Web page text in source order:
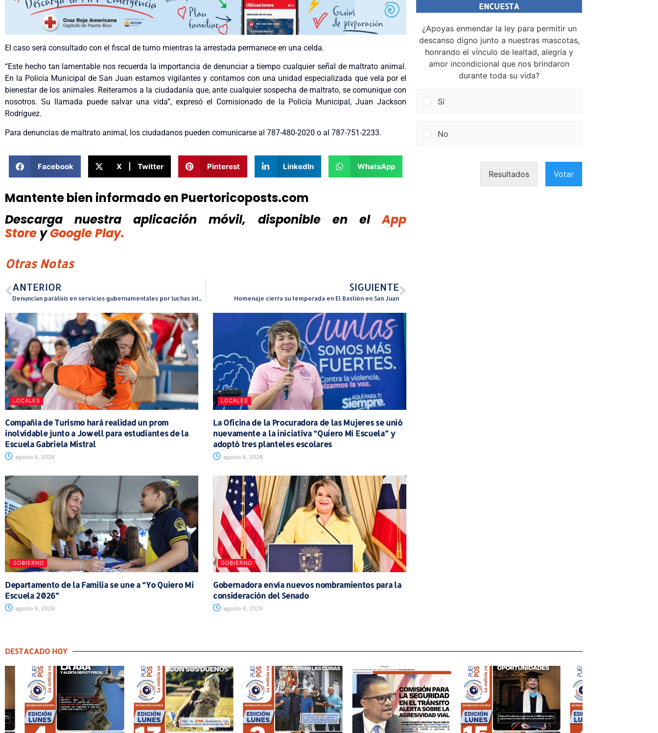
El caso será consultado con el fiscal de turno mientras la arrestada permanece en una celda.
“Este hecho tan lamentable nos recuerda la importancia de denunciar a tiempo cualquier señal de maltrato animal.
En la Policía Municipal de San Juan estamos vigilantes y contamos con una unidad especializada que vela por el
bienestar de los animales. Reiteramos a la ciudadanía que, ante cualquier sospecha de maltrato, se comunique con
nosotros. Su llamada puede salvar una vida”, expresó el Comisionado de la Policía Municipal, Juan Jackson
Rodríguez.
Para denuncias de maltrato animal, los ciudadanos pueden comunicarse al 787-480-2020 o al 787-751-2233.
Facebook X | Twitter Pinterest LinkedIn WhatsApp
Mantente bien informado en Puertoricoposts.com
Descarga nuestra aplicación móvil, disponible
en el
App
Store y Google Play.
Otras Notas
ANTERIOR
Denuncian parálisis en servicios gubernamentales por luchas internas del PNP
SIGUIENTE
Homenaje cierra su temporada en El Bastión en San Juan
LOCALES
Compañía de Turismo hará realidad un prom
inolvidable junto a Jowell para estudiantes de la
Escuela Gabriela Mistral
agosto 6, 2026
LOCALES
La Oficina de la Procuradora de las Mujeres se unió
nuevamente a la iniciativa “Quiero Mi Escuela” y
adoptó tres planteles escolares
agosto 6, 2026
GOBIERNO
Departamento de la Familia se une a “Yo Quiero Mi
Escuela 2026”
agosto 6, 2026
GOBIERNO
Gobernadora envía nuevos nombramientos para la
consideración del Senado
agosto 6, 2026
ENCUESTA
¿Apoyas enmendar la ley para permitir un
descanso digno junto a nuestras mascotas,
honrando el vínculo de lealtad, alegría y
amor incondicional que nos brindaron
durante toda su vida?
Si
No
Resultados Votar
DESTACADO HOY